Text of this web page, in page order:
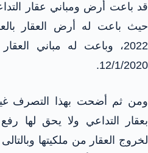
قد باعت أرض ومباني عقار
حيث باعت له أرض العقار
2022، وباعت له مباني
12/1/2020.
ومن ثم أضحت بهذا التصرف غير
بعقار التداعي ولا يحق لها
لخروج العقار من ملكيتها